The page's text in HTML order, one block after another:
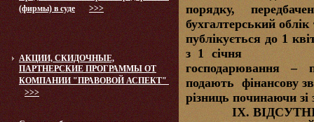
(фирмы) в суде
>>>
АКЦИИ, СКИДОЧНЫЕ,
ПАРТНЕРСКИЕ ПРОГРАММЫ ОТ
КОМПАНИИ "ПРАВОВОЙ АСПЕКТ"
>>>
порядку,
бухгалтерський
публікується до 1
з 1 січня
господарювання –
подають фінансову
різниць починаючи зі
ІХ.